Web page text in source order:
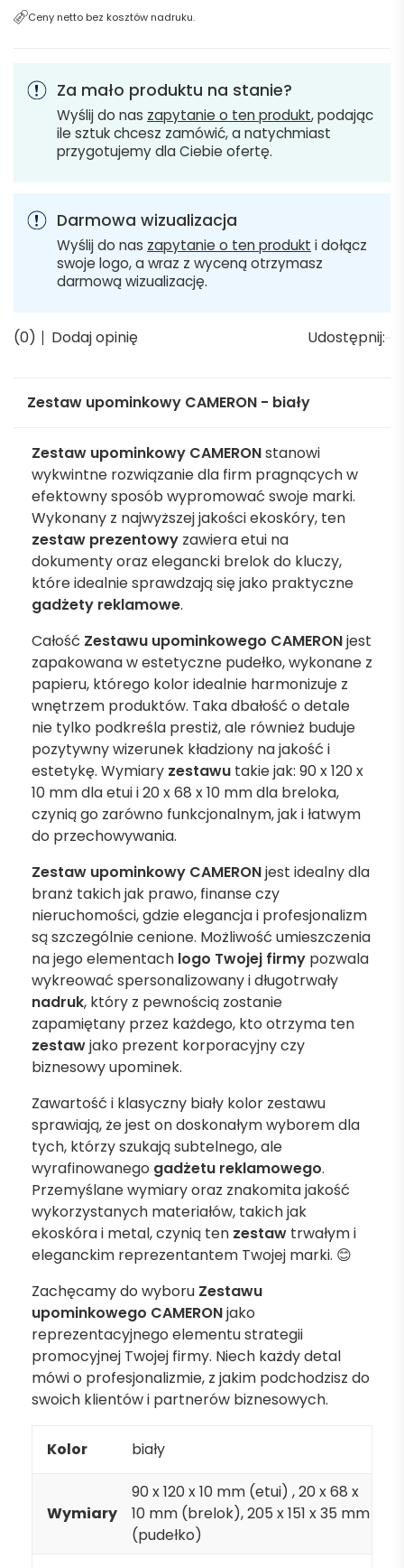
Ceny netto bez kosztów nadruku.
Za mało produktu na stanie?
Wyślij do nas zapytanie o ten produkt, podając
ile sztuk chcesz zamówić, a natychmiast
przygotujemy dla Ciebie ofertę.
Darmowa wizualizacja
Wyślij do nas zapytanie o ten produkt i dołącz
swoje logo, a wraz z wyceną otrzymasz
darmową wizualizację.
(0) Dodaj opinię Udostępnij:
Zestaw upominkowy CAMERON - biały
Zestaw upominkowy CAMERONstanowi
wykwintne rozwiązanie dla firm pragnących w
efektowny sposób wypromować swoje marki.
Wykonany z najwyższej jakości ekoskóry, ten
zestaw prezentowy zawiera etui na
dokumenty oraz elegancki brelok do kluczy,
które idealnie sprawdzają się jako praktyczne
gadżety reklamowe.
Całość Zestawu upominkowego CAMERONjest
zapakowana w estetyczne pudełko, wykonane z
papieru, którego kolor idealnie harmonizuje z
wnętrzem produktów. Taka dbałość o detale
nie tylko podkreśla prestiż, ale również buduje
pozytywny wizerunek kładziony na jakość i
estetykę. Wymiary zestawu takie jak: 90 x 120 x
10 mm dla etui i 20 x 68 x 10 mm dla breloka,
czynią go zarówno funkcjonalnym, jak i łatwym
do przechowywania.
Zestaw upominkowy CAMERONjest idealny dla
branż takich jak prawo, finanse czy
nieruchomości, gdzie elegancja i profesjonalizm
są szczególnie cenione. Możliwość umieszczenia
na jego elementach logo Twojej firmy pozwala
wykreować spersonalizowany i długotrwały
nadruk, który z pewnością zostanie
zapamiętany przez każdego, kto otrzyma ten
zestawjako prezent korporacyjny czy
biznesowy upominek.
Zawartość i klasyczny biały kolor zestawu
sprawiają, że jest on doskonałym wyborem dla
tych, którzy szukają subtelnego, ale
wyrafinowanego gadżetu reklamowego.
Przemyślane wymiary oraz znakomita jakość
wykorzystanych materiałów, takich jak
ekoskóra i metal, czynią ten zestaw trwałym i
eleganckim reprezentantem Twojej marki. 😊
Zachęcamy do wyboru Zestawu
upominkowego CAMERONjako
reprezentacyjnego elementu strategii
promocyjnej Twojej firmy. Niech każdy detal
mówi o profesjonalizmie, z jakim podchodzisz do
swoich klientów i partnerów biznesowych.
Kolor biały
Wymiary
90 x 120 x 10 mm (etui) , 20 x 68 x
10 mm (brelok), 205 x 151 x 35 mm
(pudełko)